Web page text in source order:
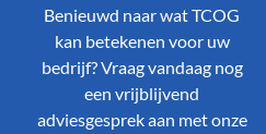
Benieuwd naar wat TCOG
kan betekenen voor uw
bedrijf? Vraag vandaag nog
een vrijblijvend
adviesgesprek aan met onze